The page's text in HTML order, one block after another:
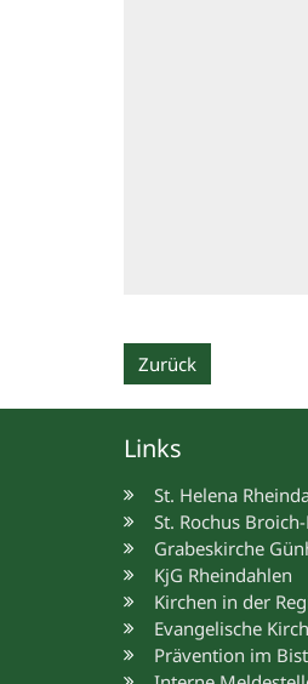
Zurück
Links
St. Helena
St. Rochus
Grabeskirche
KjG Rheindahlen
Kirchen in der
Evangelische
Prävention im